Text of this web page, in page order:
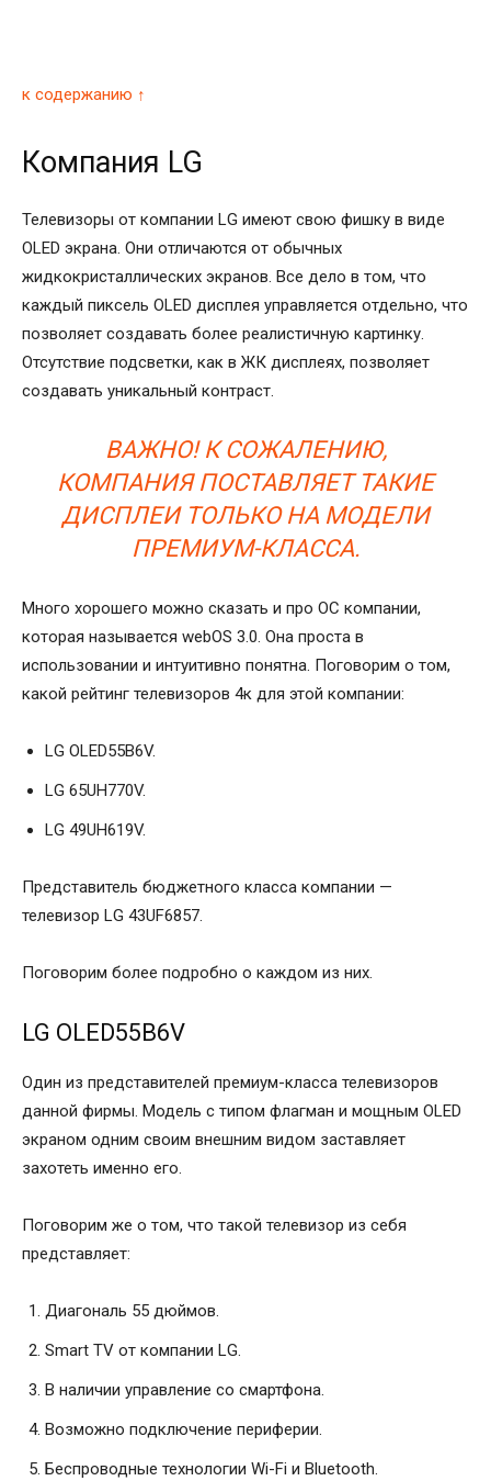
к содержанию ↑
Компания LG
Телевизоры от компании LG имеют свою фишку в виде
OLED экрана. Они отличаются от обычных
жидкокристаллических экранов. Все дело в том, что
каждый пиксель OLED дисплея управляется отдельно, что
позволяет создавать более реалистичную картинку.
Отсутствие подсветки, как в ЖК дисплеях, позволяет
создавать уникальный контраст.
ВАЖНО! К СОЖАЛЕНИЮ,
КОМПАНИЯ ПОСТАВЛЯЕТ ТАКИЕ
ДИСПЛЕИ ТОЛЬКО НА МОДЕЛИ
ПРЕМИУМ-КЛАССА.
Много хорошего можно сказать и про ОС компании,
которая называется webOS 3.0. Она проста в
использовании и интуитивно понятна. Поговорим о том,
какой рейтинг телевизоров 4к для этой компании:
LG OLED55B6V.
LG 65UH770V.
LG 49UH619V.
Представитель бюджетного класса компании —
телевизор LG 43UF6857.
Поговорим более подробно о каждом из них.
LG OLED55B6V
Один из представителей премиум-класса телевизоров
данной фирмы. Модель с типом флагман и мощным OLED
экраном одним своим внешним видом заставляет
захотеть именно его.
Поговорим же о том, что такой телевизор из себя
представляет:
Диагональ 55 дюймов.
Smart TV от компании LG.
В наличии управление со смартфона.
Возможно подключение периферии.
Беспроводные технологии Wi-Fi и Bluetooth.